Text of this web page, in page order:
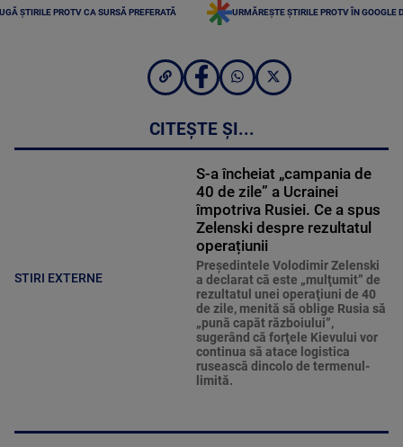
ȘTIRILE PROTV CA SURSĂ PREFERATĂ URMĂREȘTE ȘTIRILE PROTV ÎN GOOGLE
CITEȘTE ȘI...
STIRI EXTERNE
S-a încheiat „campania de
40 de zile” a Ucrainei
împotriva Rusiei. Ce a spus
Zelenski despre rezultatul
operațiunii
Preşedintele Volodimir Zelenski
a declarat că este „mulţumit” de
rezultatul unei operaţiuni de 40
de zile, menită să oblige Rusia să
„pună capăt războiului”,
sugerând că forţele Kievului vor
continua să atace logistica
rusească dincolo de termenul-
limită.